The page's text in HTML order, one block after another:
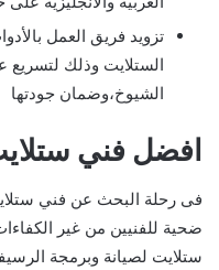
تزويد فريق العمل
الستلايت وذلك
الشيوخ،وضمان جودتها
افضل فني
فى رحلة البحث عن فني
ضحية للفنيين من غير
ستلايت لصيانة وبرمجة